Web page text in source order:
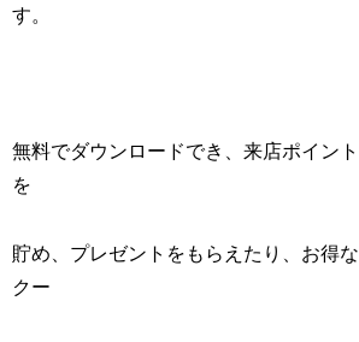
す。
無料でダウンロードでき、来店ポイント
を
貯め、プレゼントをもらえたり、お得な
クー